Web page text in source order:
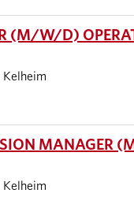
(M/W/D)
Kelheim
MANAGER
Kelheim